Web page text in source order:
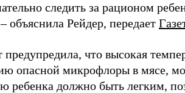
следить за рационом
объяснила Рейдер, передает
что высокая
опасной микрофлоры в мясе,
ребенка должно быть легким,